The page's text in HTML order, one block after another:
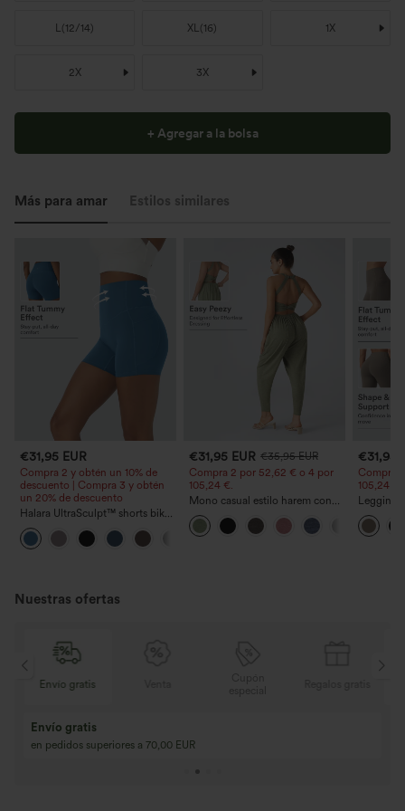
L(12/14) XL(16) 1X
2X 3X
+ Agregar a la bolsa
Más para amar Estilos similares
€31,95 EUR
Compra 2 y obtén un 10% de
descuento | Compra 3 y obtén
un 20% de descuento
Halara UltraSculpt™ shorts biker
moldeadores para
entrenamiento, de talle alto,
control abdominal y bolsillo
€31,95 EUR €35,95 EUR
Compra 2 por 52,62 € o 4 por
105,24 €.
Mono casual estilo harem con
bolsillos y escote en U - Edición
Easy Peezy
€31,95
Compra
105,24 €.
Nuestras ofertas
Venta
Compra 3 y llévate 1 gratis
Compra 4 por 3, compra 8 por 6